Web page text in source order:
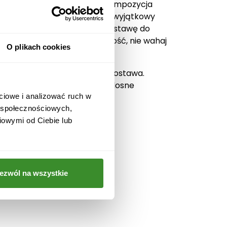
O plikach cookies
i analizować ruch w
od Ciebie lub
na wszystkie
Świeża, subtelna i lekka kompozycja
także subtelną kryzą. Ten wyjątkowy
zleć online ich wysyłkę i dostawę do
sprawić komuś przyjemność, nie wahaj
internetowa Kwiatowa Dostawa.
bilecik przekazać radosne